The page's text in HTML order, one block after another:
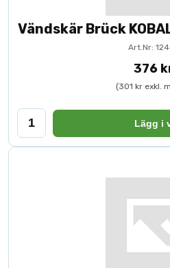
Vändskär Brück
Art.Nr:
376
(301 kr exkl.
Lägg i